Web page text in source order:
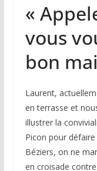
«
vous
bon
Laurent,
en terrasse et
illustrer la
Picon pour
Béziers, on ne
en croisade